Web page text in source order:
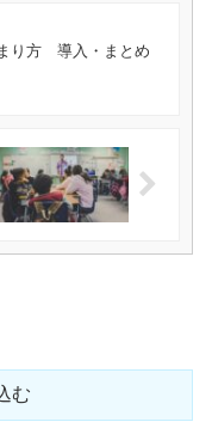
り方 導入・まとめ
む